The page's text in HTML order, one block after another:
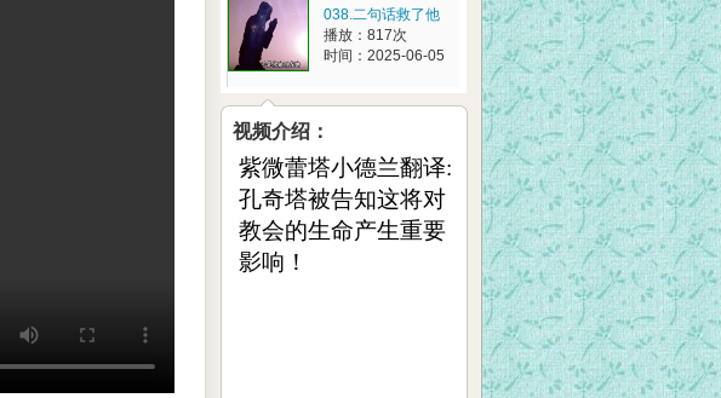
038.二句话救了他
播放：817次
时间：2025-06-05
视频介绍：
紫微蕾塔小德兰翻译:
孔奇塔被告知这将对
教会的生命产生重要
影响！